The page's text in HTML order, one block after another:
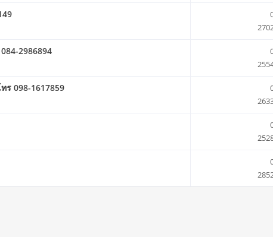
2986894
ร 098-1617859